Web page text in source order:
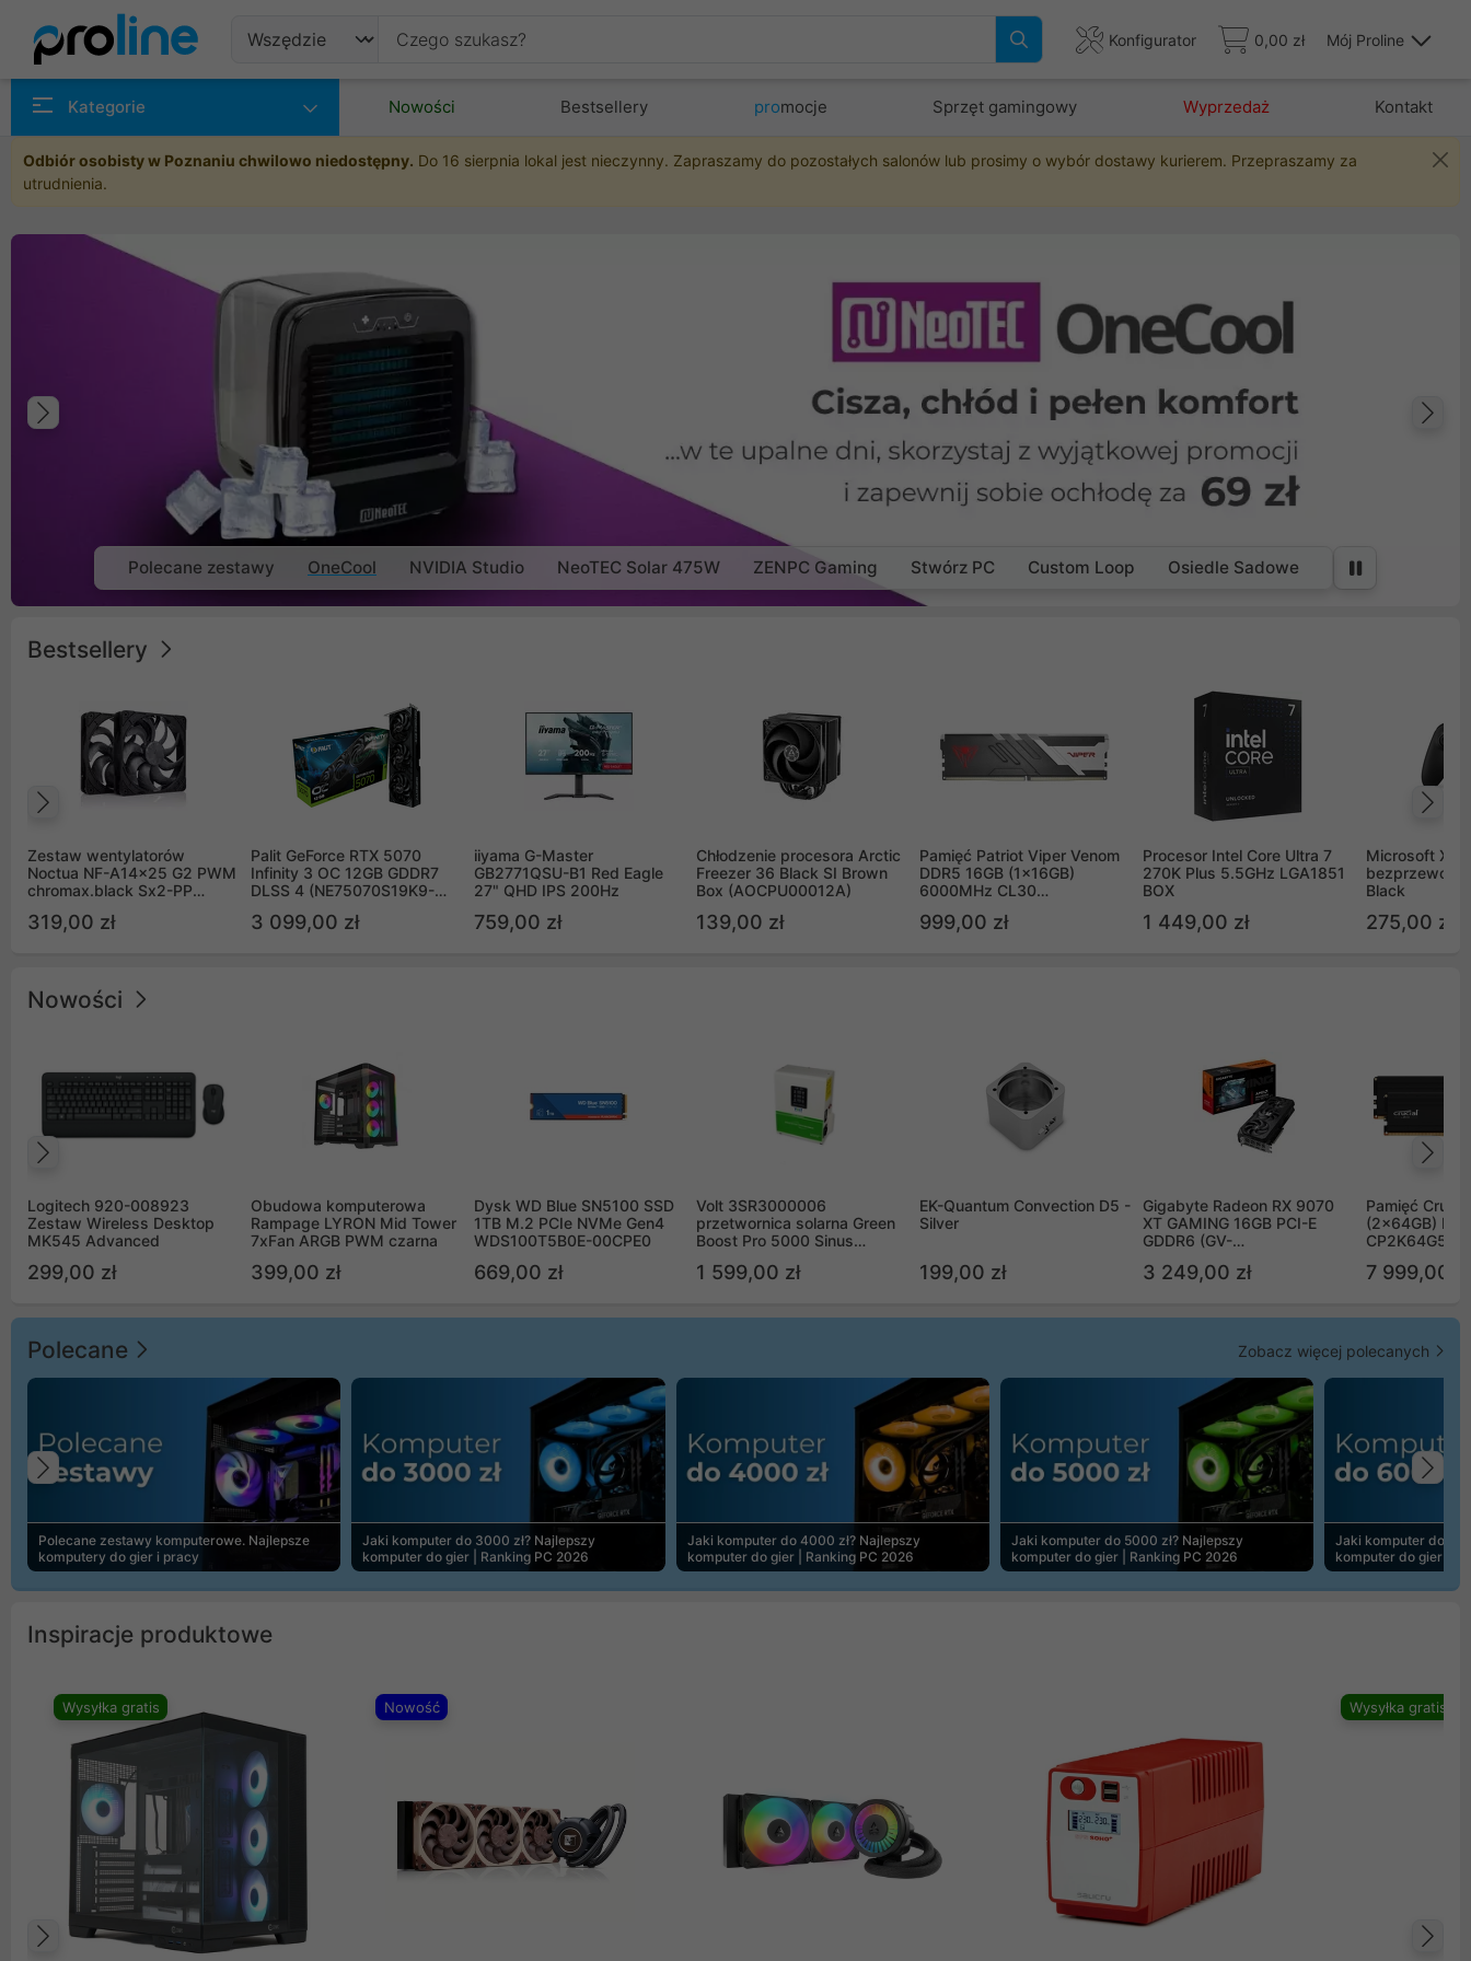
Konfigurator 0,00 zł Mój Proline
Kategorie Nowości Bestsellery promocje Sprzęt gamingowy Wyprzedaż Kontakt
Odbiór osobisty w Poznaniu chwilowo niedostępny. Do 16 sierpnia lokal jest nieczynny. Zapraszamy do pozostałych salonów lub prosimy o wybór dostawy kurierem. Przepraszamy za
utrudnienia.
Poprzedni
Polecane zestawy OneCool NVIDIA Studio NeoTEC Solar 475W ZENPC Gaming Stwórz PC Custom Loop Osiedle Sadowe
Bestsellery
Zestaw wentylatorów
Noctua NF-A14x25 G2 PWM
chromax.black Sx2-PP
(2szt)
319,00 zł
Palit GeForce RTX 5070
Infinity 3 OC 12GB GDDR7
DLSS 4 (NE75070S19K9-
3 099,00 zł
iiyama G-Master
GB2771QSU-B1 Red Eagle
27" QHD IPS 200Hz
759,00 zł
Chłodzenie procesora Arctic
Freezer 36 Black SI Brown
Box (AOCPU00012A)
139,00 zł
Pamięć Patriot Viper Venom
DDR5 16GB (1x16GB)
6000MHz CL30
999,00 zł
Procesor Intel Core Ultra 7
270K Plus 5.5GHz LGA1851
BOX
1 449,00 zł
Microsoft
Black
275,00 zł
Nowości
Logitech 920-008923
Zestaw Wireless Desktop
MK545 Advanced
299,00 zł
Obudowa komputerowa
Rampage LYRON Mid Tower
7xFan ARGB PWM czarna
399,00 zł
Dysk WD Blue SN5100 SSD
1TB M.2 PCIe NVMe Gen4
WDS100T5B0E-00CPE0
669,00 zł
Volt 3SR3000006
przetwornica solarna Green
Boost Pro 5000 Sinus
1 599,00 zł
EK-Quantum Convection D5 -
Silver
199,00 zł
Gigabyte Radeon RX 9070
XT GAMING 16GB PCI-E
GDDR6 (GV-
3 249,00 zł
Pamięć
(2x64GB)
7 999,00 zł
Polecane Zobacz więcej polecanych
Polecane zestawy komputerowe. Najlepsze
komputery do gier i pracy
Jaki komputer do 3000 zł? Najlepszy
komputer do gier | Ranking PC 2026
Jaki komputer do 4000 zł? Najlepszy
komputer do gier | Ranking PC 2026
Jaki komputer do 5000 zł? Najlepszy
komputer do gier | Ranking PC 2026
Jaki komputer do
komputer do gier |
Poprzedni
Inspiracje produktowe
Wysyłka gratis Nowość Wysyłka gratis